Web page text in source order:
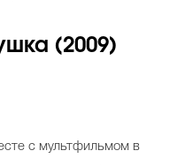
(2009)
с мультфильмом в